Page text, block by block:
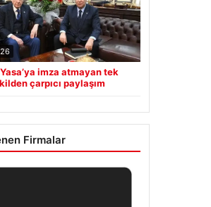
imza atmayan tek
çarpıcı paylaşım
Firmalar